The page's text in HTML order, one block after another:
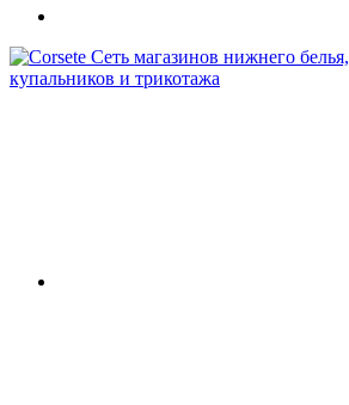
Сеть магазинов нижнего белья,
купальников и трикотажа